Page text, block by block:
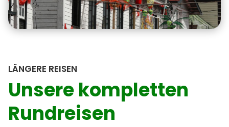
LÄNGERE REISEN
Unsere kompletten
Rundreisen